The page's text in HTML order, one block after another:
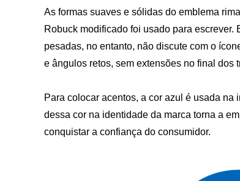
As formas suaves e sólidas do emblema
Robuck modificado foi usado para
pesadas, no entanto, não discute com o
e ângulos retos, sem extensões no final dos
Para colocar acentos, a cor azul é usada
dessa cor na identidade da marca torna a
conquistar a confiança do consumidor.